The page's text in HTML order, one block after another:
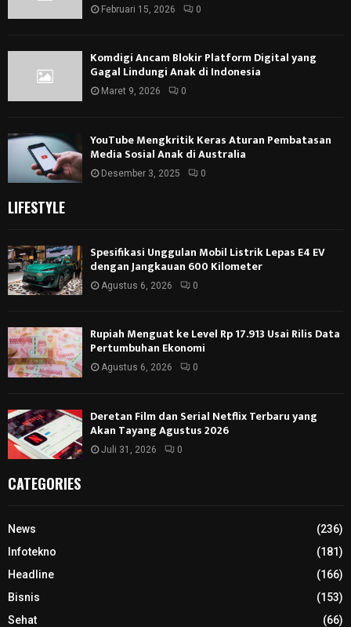
Februari 15, 2026 0
Komdigi Ancam Blokir Platform Digital yang
Gagal Lindungi Anak di Indonesia
Maret 9, 2026 0
YouTube Mengkritik Keras Aturan Pembatasan
Media Sosial Anak di Australia
Desember 3, 2025 0
LIFESTYLE
Spesifikasi Unggulan Mobil Listrik Lepas E4 EV
dengan Jangkauan 600 Kilometer
Agustus 6, 2026 0
Rupiah Menguat ke Level Rp 17.913 Usai Rilis Data
Pertumbuhan Ekonomi
Agustus 6, 2026 0
Deretan Film dan Serial Netflix Terbaru yang
Akan Tayang Agustus 2026
Juli 31, 2026 0
CATEGORIES
News
(236)
Infotekno
(181)
Headline
(166)
Bisnis
(153)
Sehat
(66)